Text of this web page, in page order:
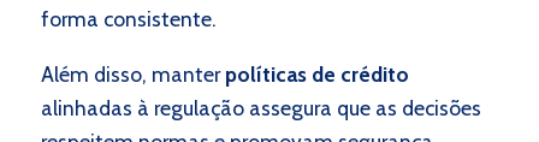
forma consistente.
Além disso, manterpolíticas de crédito
alinhadas à regulação assegura que as decisões